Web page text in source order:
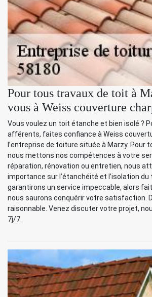
Pour tous travaux de toit à
vous à Weiss couverture
Vous voulez un toit étanche et bien isolé ?
afférents, faites confiance à Weiss
l’entreprise de toiture située à Marzy. Pour
nous mettons nos compétences à votre
réparation, rénovation ou entretien, nous
importance sur l’étanchéité et l’isolation du
garantirons un service impeccable, alors
nous saurons conquérir votre satisfaction.
raisonnable. Venez discuter votre projet,
7j/7.